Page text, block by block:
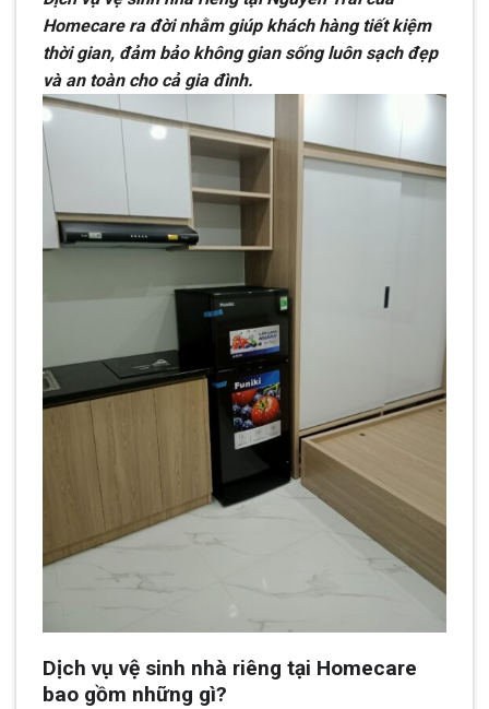
Homecare ra đời nhằm giúp khách hàng tiết kiệm
thời gian, đảm bảo không gian sống luôn sạch đẹp
và an toàn cho cả gia đình.
Dịch vụ vệ sinh nhà riêng tại Homecare
bao gồm những gì?